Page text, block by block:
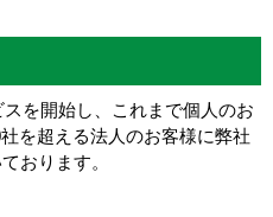
を開始し、これまで個人のお
を超える法人のお客様に弊社
おります。